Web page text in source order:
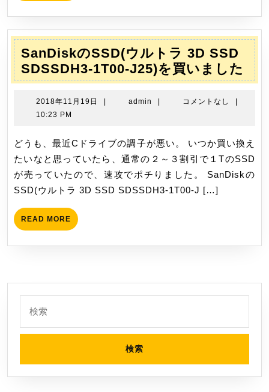
128GTRS)
の
メ
モ
リ
を
ま
し
た
SanDiskのSSD(ウルトラ 3D SSD
SDSSDH3-1T00-J25)を買いました
の
ラ
3D
ま
2018年11月19日
2018
月
| admin admin
| コメントなし
|
10:23 PM
どうも、最近Cドライブの調子が悪い。 いつか買い換え
たいなと思っていたら、通常の２～３割引で１TのSSD
が売っていたので、速攻でポチりました。 SanDiskの
SSD(ウルトラ 3D SSD SDSSDH3-1T00-J […]
READ MORE READ
MORE
索: